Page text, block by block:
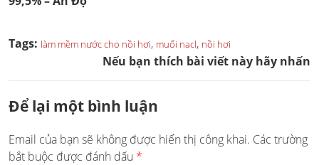
Tags: làm mềm nước cho nồi hơi, muối nacl, nồi hơi
Nếu bạn thích bài viết này hãy nhấn
Để lại một bình luận
Email của bạn sẽ không được hiển thị công khai. Các trường
bắt buộc được đánh dấu *